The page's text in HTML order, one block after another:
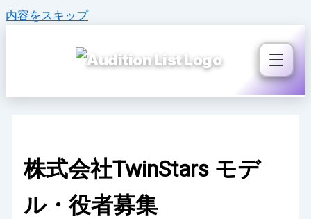
内容をスキップ
株式会社TwinStars モデ
ル・役者募集